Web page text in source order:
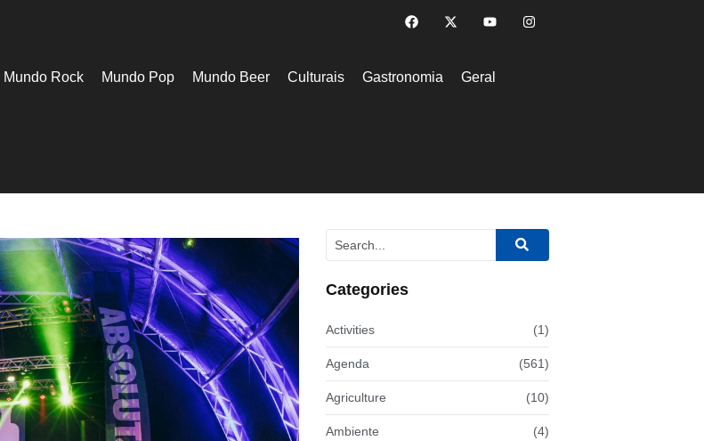
Mundo Rock Mundo Pop Mundo Beer Culturais Gastronomia Geral
Categories
Activities (1)
Agenda (561)
Agriculture (10)
Ambiente (4)